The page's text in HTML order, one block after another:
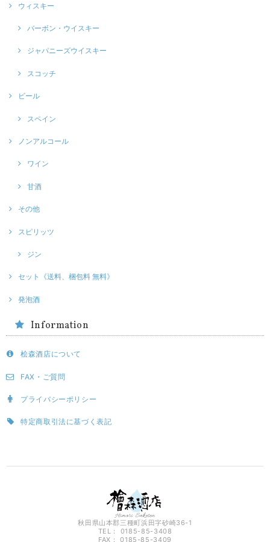
ウィスキー
バーボン・ウイスキー
ジャパニーズウイスキー
スコッチ
ビール
スペイン
ノンアルコール
ワイン
甘酒
その他
スピリッツ
ジン
セット《送料、梱包料 無料》
発泡酒
Information
桧森酒店について
FAX・ご質問
プライバシーポリシー
特定商取引法に基づく表記
秋田県山本郡三種町浜田字砂崎36-1
TEL： 0185-85-3408
FAX： 0185-85-3409